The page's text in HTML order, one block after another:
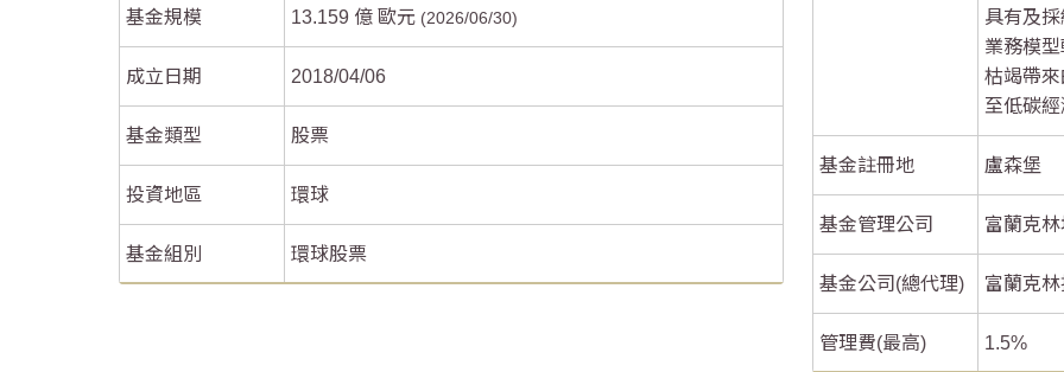
基金規模 13.159 億 歐元 2026/06/30
成立日期 2018/04/06
基金類型 股票
投資地區 環球
基金組別 環球股票
具有及
業務模
枯竭帶
至低碳
基金註冊地 盧森堡
基金管理公司 富蘭克
基金公司(總代理) 富蘭克
管理費(最高) 1.5